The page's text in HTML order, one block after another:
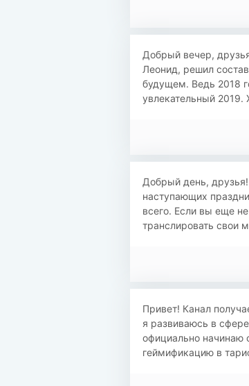
​​Добрый вечер,
Леонид, решил
будущем. Ведь 2018
увлекательный 2019.
​​Добрый день,
наступающих
всего. Если вы еще
транслировать свои
Привет! Канал
я развиваюсь в
официально начинаю
геймификацию в